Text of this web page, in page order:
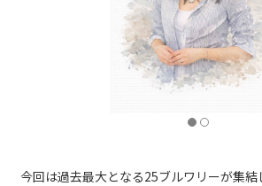
今回は過去最大となる25ブルワリーが集